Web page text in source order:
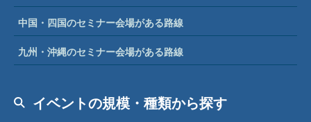
中国・四国のセミナー会場がある路線
九州・沖縄のセミナー会場がある路線
イベントの規模・種類から探す